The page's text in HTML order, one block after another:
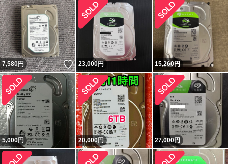
7,580円 いいね！
23,000円 15,260円
5,000円 20,000円 27,000円